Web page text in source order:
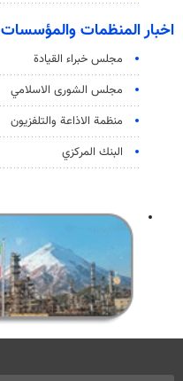
اخبار المنظمات والمؤسسات
مجلس خبراء القيادة
مجلس الشورى الاسلامي
منظمة الاذاعة والتلفزیون
البنك المركزي